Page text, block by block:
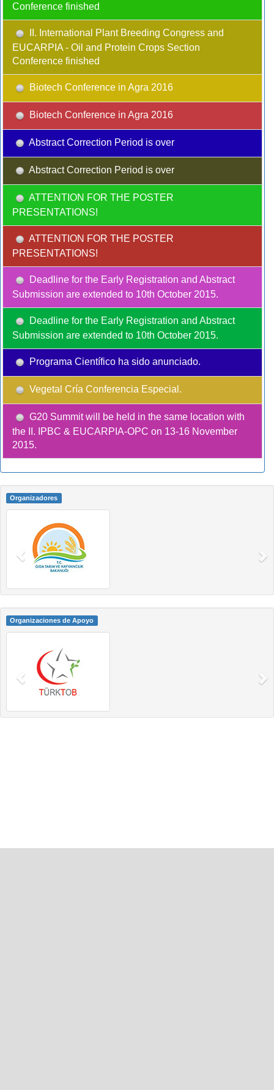
Conference finished
II. International Plant Breeding Congress and
EUCARPIA - Oil and Protein Crops Section
Conference finished
Biotech Conference in Agra 2016
Biotech Conference in Agra 2016
Abstract Correction Period is over
Abstract Correction Period is over
ATTENTION FOR THE POSTER
PRESENTATIONS!
ATTENTION FOR THE POSTER
PRESENTATIONS!
Deadline for the Early Registration and Abstract
Submission are extended to 10th October 2015.
Deadline for the Early Registration and Abstract
Submission are extended to 10th October 2015.
Programa Científico ha sido anunciado.
Vegetal Cría Conferencia Especial.
G20 Summit will be held in the same location with
the II. IPBC & EUCARPIA-OPC on 13-16 November
2015.
Organizadores
Organizaciones de Apoyo